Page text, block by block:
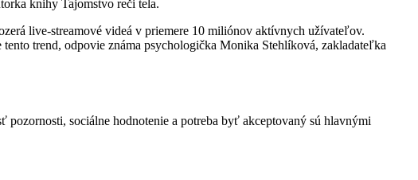
knihy Tajomstvo reči tela.
live-streamové videá v priemere 10 miliónov aktívnych užívateľov.
trend, odpovie známa psychologička Monika Stehlíková, zakladateľka
sociálne hodnotenie a potreba byť akceptovaný sú hlavnými